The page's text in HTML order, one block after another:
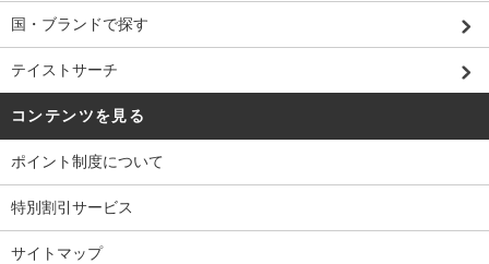
国・ブランドで探す
テイストサーチ
コンテンツを見る
ポイント制度について
特別割引サービス
サイトマップ